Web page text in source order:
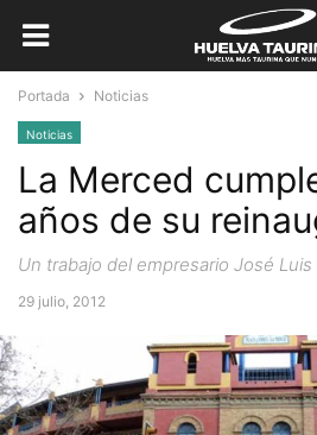
Portada Noticias
Noticias
La Merced
años de su
Un trabajo del empresario José Luis
29 julio, 2012